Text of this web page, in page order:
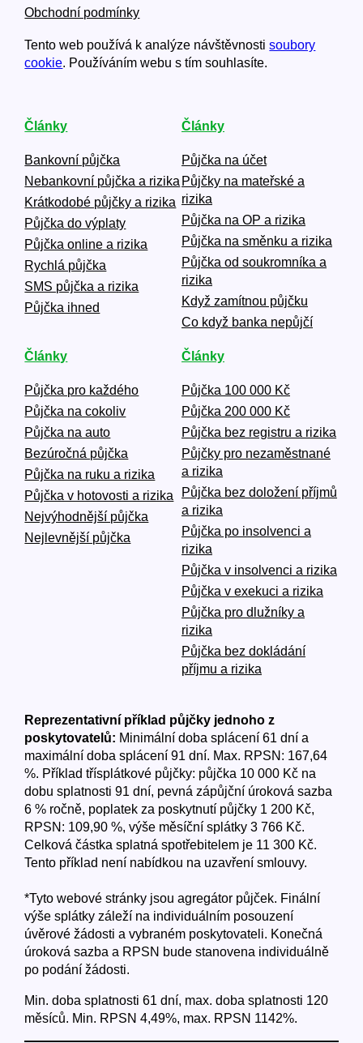
Obchodní podmínky
Tento web používá k analýze návštěvnostisoubory
cookie. Používáním webu s tím souhlasíte.
Články
Bankovní půjčka
Nebankovní půjčka a rizika
Krátkodobé půjčky a rizika
Půjčka do výplaty
Půjčka online a rizika
Rychlá půjčka
SMS půjčka a rizika
Půjčka ihned
Články
Půjčka na účet
Půjčky na mateřské a
rizika
Půjčka na OP a rizika
Půjčka na směnku a rizika
Půjčka od soukromníka a
rizika
Když zamítnou půjčku
Co když banka nepůjčí
Články
Půjčka pro každého
Půjčka na cokoliv
Půjčka na auto
Bezúročná půjčka
Půjčka na ruku a rizika
Půjčka v hotovosti a rizika
Nejvýhodnější půjčka
Nejlevnější půjčka
Články
Půjčka 100 000 Kč
Půjčka 200 000 Kč
Půjčka bez registru a rizika
Půjčky pro nezaměstnané
a rizika
Půjčka bez doložení příjmů
a rizika
Půjčka po insolvenci a
rizika
Půjčka v insolvenci a rizika
Půjčka v exekuci a rizika
Půjčka pro dlužníky a
rizika
Půjčka bez dokládání
příjmu a rizika
Reprezentativní příklad půjčky jednoho z
poskytovatelů: Minimální doba splácení 61 dní a
maximální doba splácení 91 dní. Max. RPSN: 167,64
%. Příklad třísplátkové půjčky: půjčka 10 000 Kč na
dobu splatnosti 91 dní, pevná zápůjční úroková sazba
6 % ročně, poplatek za poskytnutí půjčky 1 200 Kč,
RPSN: 109,90 %, výše měsíční splátky 3 766 Kč.
Celková částka splatná spotřebitelem je 11 300 Kč.
Tento příklad není nabídkou na uzavření smlouvy.
*Tyto webové stránky jsou agregátor půjček. Finální
výše splátky záleží na individuálním posouzení
úvěrové žádosti a vybraném poskytovateli. Konečná
úroková sazba a RPSN bude stanovena individuálně
po podání žádosti.
Min. doba splatnosti 61 dní, max. doba splatnosti 120
měsíců. Min. RPSN 4,49%, max. RPSN 1142%.